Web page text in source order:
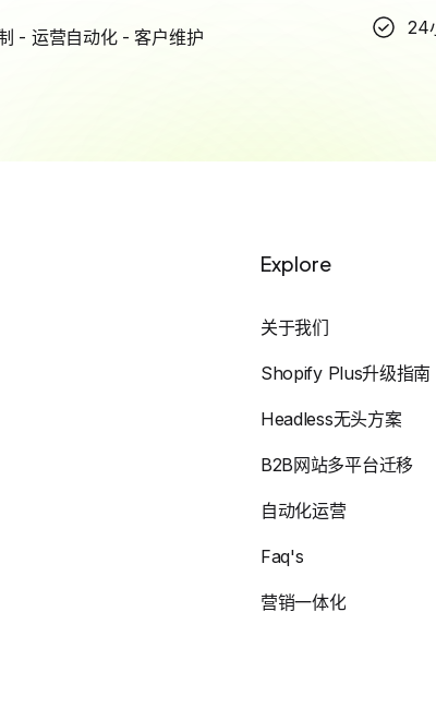
- 运营自动化 - 客户维护 24
Explore
关于我们
Shopify Plus升级指南
Headless无头方案
B2B网站多平台迁移
自动化运营
Faq's
营销一体化